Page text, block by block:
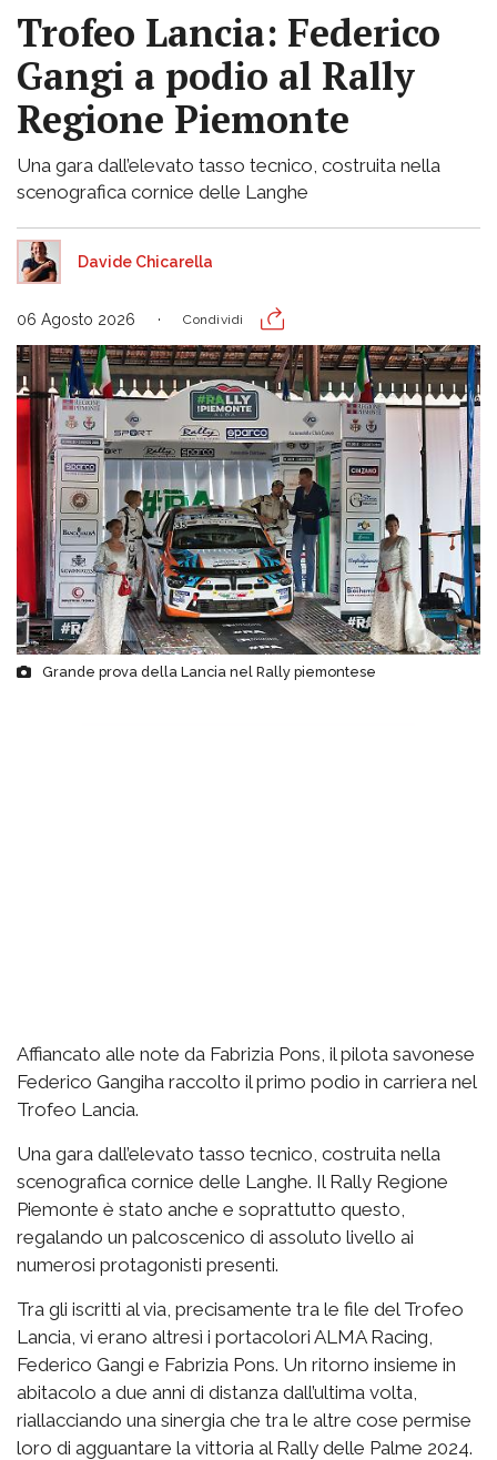
Trofeo Lancia: Federico
Gangi a podio al Rally
Regione Piemonte
Una gara dall’elevato tasso tecnico, costruita nella
scenografica cornice delle Langhe
Davide Chicarella
06 Agosto 2026 Condividi
Grande prova della Lancia nel Rally piemontese
Affiancato alle note da Fabrizia Pons, il pilota savonese
Federico Gangiha raccolto il primo podio in carriera nel
Trofeo Lancia.
Una gara dall’elevato tasso tecnico, costruita nella
scenografica cornice delle Langhe. Il Rally Regione
Piemonte è stato anche e soprattutto questo,
regalando un palcoscenico di assoluto livello ai
numerosi protagonisti presenti.
Tra gli iscritti al via, precisamente tra le file del Trofeo
Lancia, vi erano altresì i portacolori ALMA Racing,
Federico Gangi e Fabrizia Pons. Un ritorno insieme in
abitacolo a due anni di distanza dall’ultima volta,
riallacciando una sinergia che tra le altre cose permise
loro di agguantare la vittoria al Rally delle Palme 2024.